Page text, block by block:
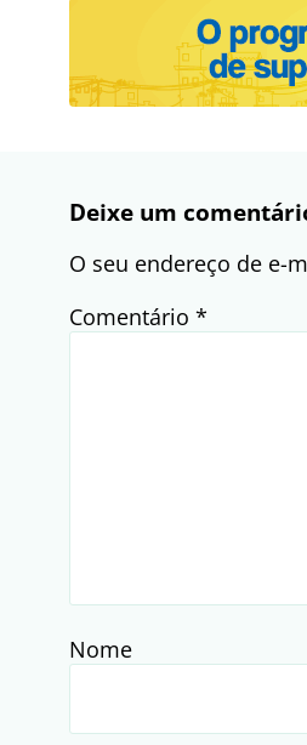
Deixe um
O seu endereço de e-
Comentário *
Nome